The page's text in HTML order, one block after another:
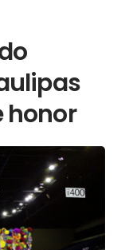
honor